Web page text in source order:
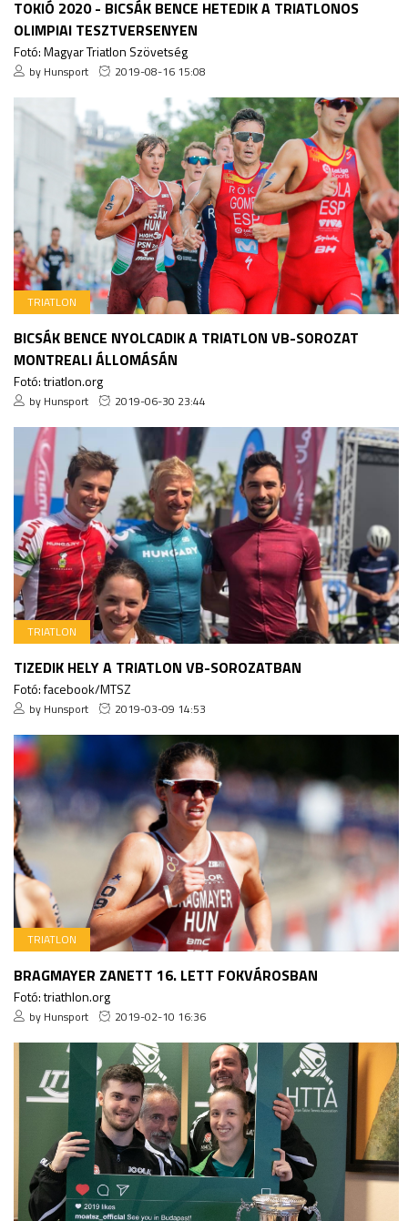
TOKIÓ 2020 - BICSÁK BENCE HETEDIK A TRIATLONOS
OLIMPIAI TESZTVERSENYEN
Fotó: Magyar Triatlon Szövetség
by Hunsport 2019-08-16 15:08
TRIATLON
BICSÁK BENCE NYOLCADIK A TRIATLON VB-SOROZAT
MONTREALI ÁLLOMÁSÁN
Fotó: triatlon.org
by Hunsport 2019-06-30 23:44
TRIATLON
TIZEDIK HELY A TRIATLON VB-SOROZATBAN
Fotó: facebook/MTSZ
by Hunsport 2019-03-09 14:53
TRIATLON
BRAGMAYER ZANETT 16. LETT FOKVÁROSBAN
Fotó: triathlon.org
by Hunsport 2019-02-10 16:36